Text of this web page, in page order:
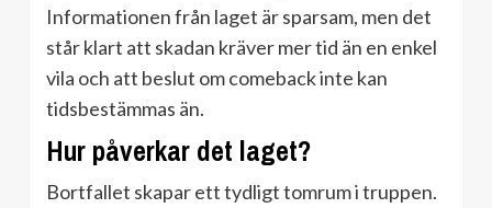
Informationen från laget är sparsam, men det
står klart att skadan kräver mer tid än en enkel
vila och att beslut om comeback inte kan
tidsbestämmas än.
Hur påverkar det laget?
Bortfallet skapar ett tydligt tomrum i truppen.